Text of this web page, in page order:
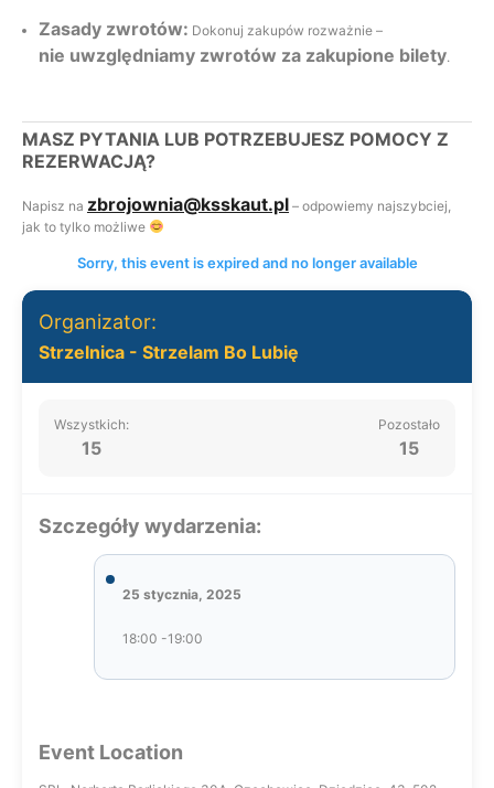
Zasady zwrotów: Dokonuj zakupów rozważnie –
nie uwzględniamy zwrotów za zakupione bilety.
MASZ PYTANIA LUB POTRZEBUJESZ POMOCY Z
REZERWACJĄ?
Napisz na zbrojownia@ksskaut.pl – odpowiemy najszybciej,
jak to tylko możliwe
Sorry, this event is expired and no longer available
Organizator:
Strzelnica - Strzelam Bo Lubię
Wszystkich:
15
Pozostało
15
Szczegóły wydarzenia:
25 stycznia, 2025
18:00 -19:00
Event Location